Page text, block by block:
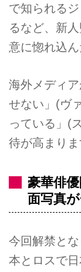
で知られる
るなど、新
意に惚れ込
海外メディ
せない」(ヴ
っている」(
待が高まりま
豪華俳
面写真
今回解禁と
本とロスで